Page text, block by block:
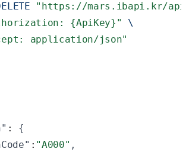
"https://mars.ibapi.kr/api/
{ApiKey}" \
application/json"
: {
: "A000" ,